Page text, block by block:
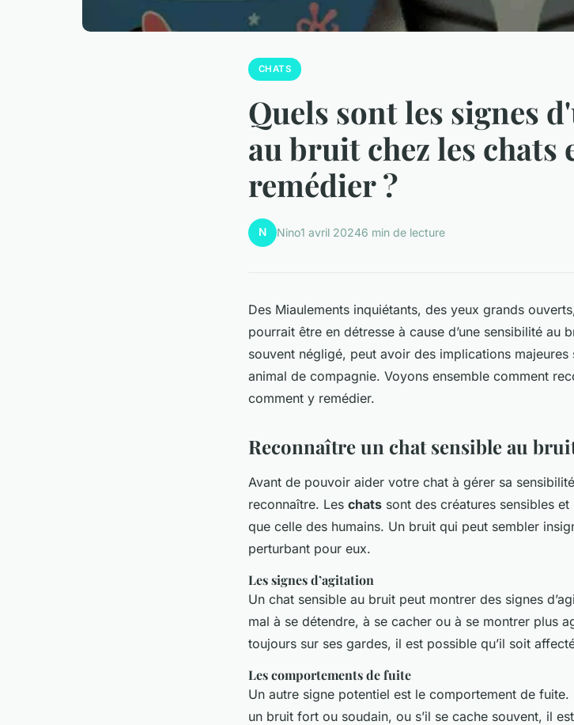
CHATS
Quels sont les signes
au bruit chez les chats
remédier ?
N Nino1 avril 20246 min de lecture
Des Miaulements inquiétants, des yeux grands
pourrait être en détresse à cause d’une sensibilité au
souvent négligé, peut avoir des implications
animal de compagnie. Voyons ensemble comment
comment y remédier.
Reconnaître un chat sensible au
Avant de pouvoir aider votre chat à gérer sa
reconnaître. Les chats sont des créatures sensibles
que celle des humains. Un bruit qui peut sembler
perturbant pour eux.
Les signes d’agitation
Un chat sensible au bruit peut montrer des signes
mal à se détendre, à se cacher ou à se montrer plus
toujours sur ses gardes, il est possible qu’il soit
Les comportements de fuite
Un autre signe potentiel est le comportement de fuite.
un bruit fort ou soudain, ou s’il se cache souvent, il